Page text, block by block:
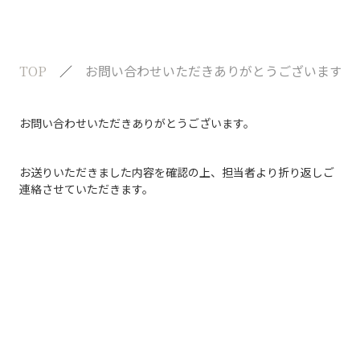
TOP お問い合わせいただきありがとうございます。
お問い合わせいただきありがとうございます。
お送りいただきました内容を確認の上、担当者より折り返しご
連絡させていただきます。